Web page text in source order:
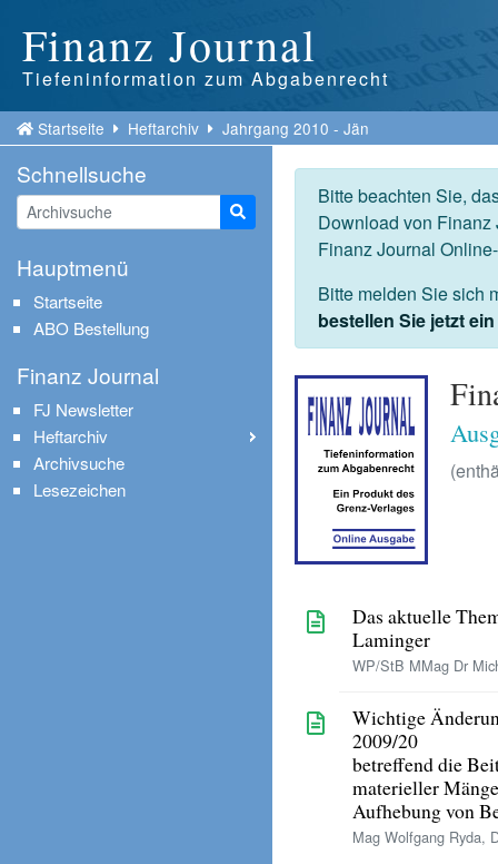
Finanz Journal
Tiefeninformation zum Abgabenrecht
Startseite Heftarchiv Jahrgang 2010 - Jän
Bitte beachten Sie,
Download von
Finanz Journal
Bitte melden Sie sich
bestellen Sie jetzt
Das aktuelle
Laminger
WP/StB MMag Dr
Wichtige
2009/20
betreffend die
materieller
Aufhebung von
Mag Wolfgang Ryda,
Schnellsuche
Suche starten
Hauptmenü
Startseite
ABO Bestellung
Finanz Journal
FJ Newsletter
Heftarchiv
Archivsuche
Lesezeichen